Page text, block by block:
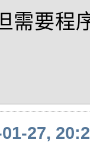
需要程
27,